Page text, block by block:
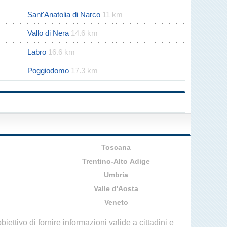
Sant'Anatolia di Narco 11 km
Vallo di Nera 14.6 km
Labro 16.6 km
Poggiodomo 17.3 km
Toscana
Trentino-Alto Adige
Umbria
Valle d'Aosta
Veneto
di fornire informazioni valide a cittadini e